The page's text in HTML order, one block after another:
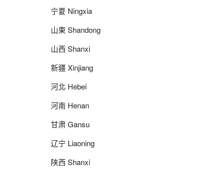
宁夏 Ningxia
山東 Shandong
山西 Shanxi
新疆 Xinjiang
河北 Hebei
河南 Henan
甘肃 Gansu
辽宁 Liaoning
陕西 Shanxi